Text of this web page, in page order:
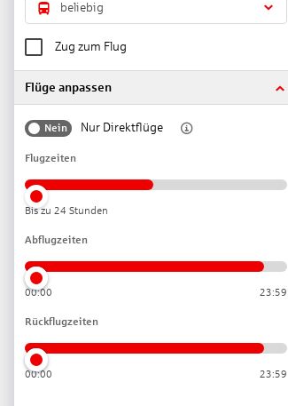
beliebig
Zug zum Flug
Flüge anpassen
Nein Nur Direktflüge
Flugzeiten
Bis zu 24 Stunden
Abflugzeiten
00:00 23:59
Rückflugzeiten
00:00 23:59